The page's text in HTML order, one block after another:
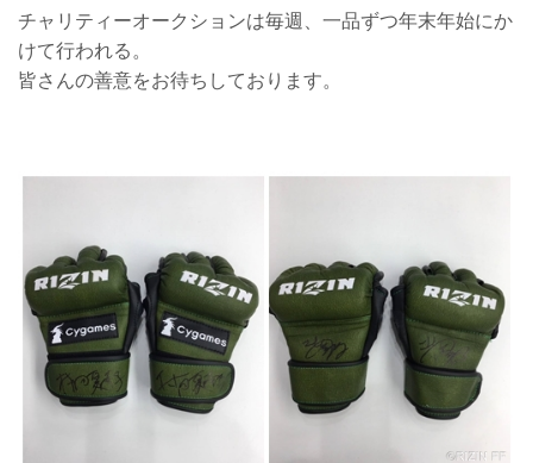
チャリティーオークションは毎週、一品ずつ年末年始にか
けて行われる。
皆さんの善意をお待ちしております。